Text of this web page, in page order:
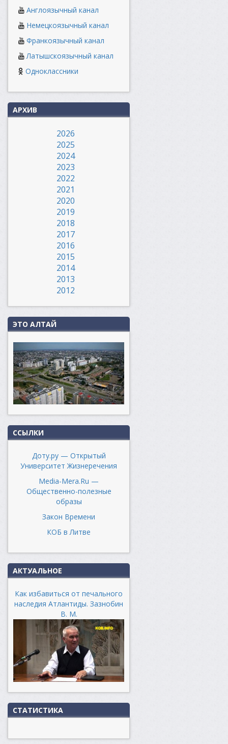
Англоязычный канал
Немецкоязычный канал
Франкоязычный канал
Латышскоязычный канал
Одноклассники
АРХИВ
2026
2025
2024
2023
2022
2021
2020
2019
2018
2017
2016
2015
2014
2013
2012
ЭТО АЛТАЙ
ССЫЛКИ
Доту.ру — Открытый
Университет Жизнеречения
Media-Mera.Ru —
Общественно-полезные
образы
Закон Времени
КОБ в Литве
АКТУАЛЬНОЕ
Как избавиться от печального
наследия Атлантиды. Зазнобин
В. М.
СТАТИСТИКА